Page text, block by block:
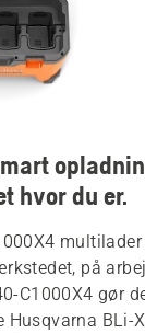
hvor du er.
på
C1000X4 gør
Husqvarna BLi-